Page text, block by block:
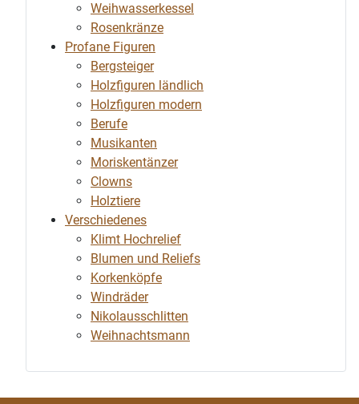
Weihwasserkessel
Rosenkränze
Profane Figuren
Bergsteiger
Holzfiguren ländlich
Holzfiguren modern
Berufe
Musikanten
Moriskentänzer
Clowns
Holztiere
Verschiedenes
Klimt Hochrelief
Blumen und Reliefs
Korkenköpfe
Windräder
Nikolausschlitten
Weihnachtsmann